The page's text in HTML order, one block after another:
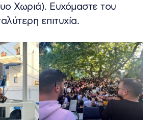
Χωριά). Ευχόμαστε του
επιτυχία.